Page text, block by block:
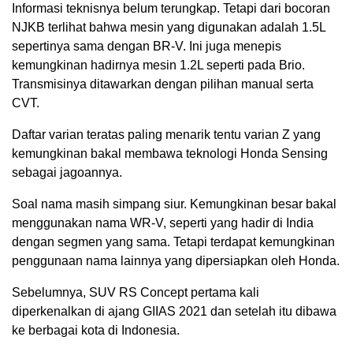
Informasi teknisnya belum terungkap. Tetapi dari bocoran
NJKB terlihat bahwa mesin yang digunakan adalah 1.5L
sepertinya sama dengan BR-V. Ini juga menepis
kemungkinan hadirnya mesin 1.2L seperti pada Brio.
Transmisinya ditawarkan dengan pilihan manual serta
CVT.
Daftar varian teratas paling menarik tentu varian Z yang
kemungkinan bakal membawa teknologi Honda Sensing
sebagai jagoannya.
Soal nama masih simpang siur. Kemungkinan besar bakal
menggunakan nama WR-V, seperti yang hadir di India
dengan segmen yang sama. Tetapi terdapat kemungkinan
penggunaan nama lainnya yang dipersiapkan oleh Honda.
Sebelumnya, SUV RS Concept pertama kali
diperkenalkan di ajang GIIAS 2021 dan setelah itu dibawa
ke berbagai kota di Indonesia.